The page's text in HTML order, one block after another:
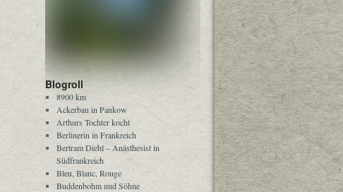
Blogroll
8900 km
Ackerbau in Pankow
Arthurs Tochter kocht
Berlinerin in Frankreich
Bertram Diehl – Anästhesist in
Südfrankreich
Bleu, Blanc, Rouge
Buddenbohm und Söhne